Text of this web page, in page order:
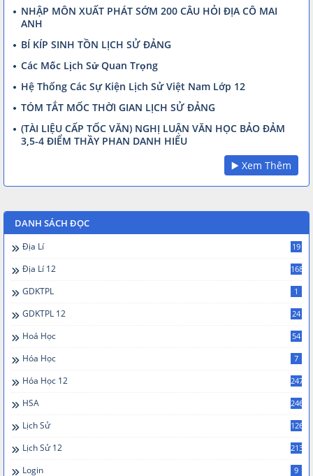
NHẬP MÔN XUẤT PHÁT SỚM 200 CÂU HỎI ĐỊA CÔ MAI
ANH
BÍ KÍP SINH TỒN LỊCH SỬ ĐẢNG
Các Mốc Lịch Sử Quan Trọng
Hệ Thống Các Sự Kiện Lịch Sử Việt Nam Lớp 12
TÓM TẮT MỐC THỜI GIAN LỊCH SỬ ĐẢNG
(TÀI LIỆU CẤP TỐC VĂN) NGHỊ LUẬN VĂN HỌC BẢO ĐẢM
3,5-4 ĐIỂM THẦY PHAN DANH HIẾU
▶️ Xem Thêm
DANH SÁCH ĐỌC
Địa Lí 19
Địa Lí 12 168
GDKTPL 1
GDKTPL 12 24
Hoá Học 54
Hóa Học 7
Hóa Học 12 247
HSA 246
Lịch Sử 126
Lịch Sử 12 213
Login 9